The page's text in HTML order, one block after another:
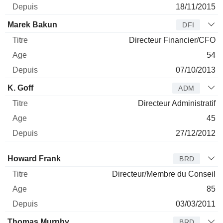
18/11/2015
Marek Bakun DFI
Directeur Financier/CFO
54
07/10/2013
K. Goff ADM
Directeur Administratif
45
27/12/2012
Administrateur
Howard Frank BRD
Directeur/Membre du Conseil
85
03/03/2011